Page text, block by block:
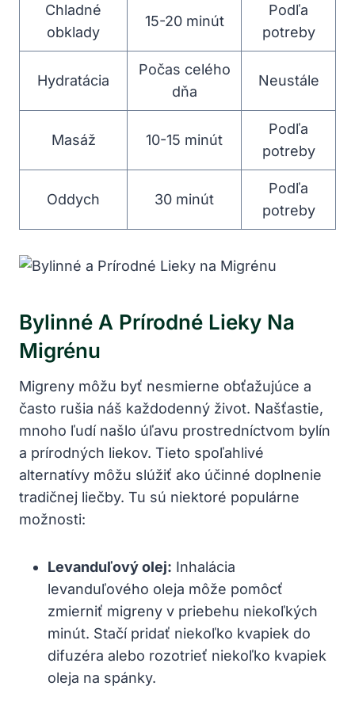
Chladné​
obklady
15-20 minút
Podľa
potreby
Hydratácia
Počas ‌celého
dňa
Neustále
Masáž 10-15 minút
Podľa
potreby
Oddych 30 minút
Podľa
potreby
Bylinné A Prírodné‍ Lieky Na
Migrénu
Migreny môžu ‍byť nesmierne obťažujúce a‍
často rušia náš každodenný život. Našťastie,
mnoho‍ ľudí našlo úľavu prostredníctvom bylín​
a prírodných liekov. Tieto spoľahlivé
alternatívy môžu slúžiť ako účinné doplnenie
tradičnej liečby. Tu sú niektoré populárne
možnosti:
Levanduľový olej: Inhalácia
levanduľového oleja môže pomôcť
zmierniť migreny v priebehu niekoľkých
minút. Stačí pridať niekoľko kvapiek do
difuzéra alebo rozotrieť niekoľko kvapiek
oleja na spánky.